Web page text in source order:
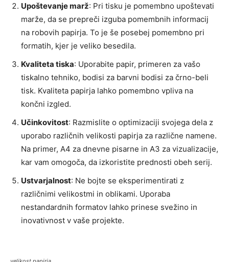
Upoštevanje marž: Pri tisku je pomembno upoštevati
marže, da se prepreči izguba pomembnih informacij
na robovih papirja. To je še posebej pomembno pri
formatih, kjer je veliko besedila.
Kvaliteta tiska: Uporabite papir, primeren za vašo
tiskalno tehniko, bodisi za barvni bodisi za črno-beli
tisk. Kvaliteta papirja lahko pomembno vpliva na
končni izgled.
Učinkovitost: Razmislite o optimizaciji svojega dela z
uporabo različnih velikosti papirja za različne namene.
Na primer, A4 za dnevne pisarne in A3 za vizualizacije,
kar vam omogoča, da izkoristite prednosti obeh serij.
Ustvarjalnost: Ne bojte se eksperimentirati z
različnimi velikostmi in oblikami. Uporaba
nestandardnih formatov lahko prinese svežino in
inovativnost v vaše projekte.